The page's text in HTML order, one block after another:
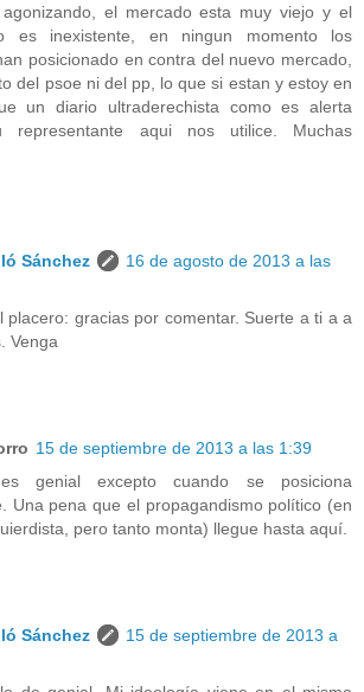
el mercado esta muy viejo y el
es inexistente, en ningun momento los
posicionado en contra del nuevo mercado,
del psoe ni del pp, lo que si estan y estoy en
un diario ultraderechista como es alerta
aqui nos utilice. Muchas
Sánchez
16 de agosto de 2013 a las
placero: gracias por comentar. Suerte a ti a a
Venga
15 de septiembre de 2013 a las 1:39
genial excepto cuando se posiciona
Una pena que el propagandismo político (en
pero tanto monta) llegue hasta aquí.
Sánchez
15 de septiembre de 2013 a